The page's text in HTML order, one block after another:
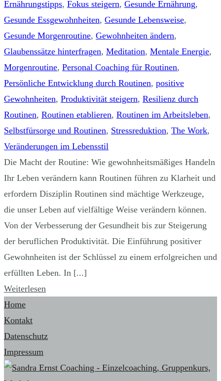
Ernährungstipps, Fokus steigern, Gesunde Ernährung,
Gesunde Essgewohnheiten, Gesunde Lebensweise,
Gesunde Morgenroutine, Gewohnheiten ändern,
Glaubenssätze hinterfragen, Meditation, Mentale Energie,
Morgenroutine, Personal Coaching für Routinen,
Persönliche Entwicklung durch Routinen, positive
Gewohnheiten, Produktivität steigern, Resilienz durch
Routinen, Routinen etablieren, Routinen im Arbeitsleben,
Selbstfürsorge und Routinen, Stressreduktion, The Work,
Veränderungen im Lebensstil
Die Macht der Routine: Wie gewohnheitsmäßiges Handeln
Ihr Leben verändern kann Routinen führen zu Klarheit und
erfordern Disziplin Routinen sind mächtige Werkzeuge,
die unser Leben auf vielfältige Weise verändern können.
Von der Verbesserung der Gesundheit bis zur Steigerung
der beruflichen Produktivität. Die Einführung positiver
Gewohnheiten ist der Schlüssel zu einem erfolgreichen und
erfüllten Leben. In [...]
Weiterlesen
Home
Kontakt
Datenschutz
Impressum